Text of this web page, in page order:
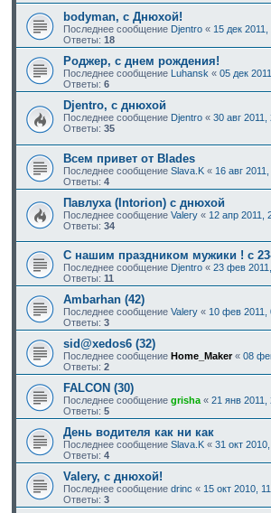
bodyman, c Днюхой!
Последнее сообщение Djentro « 15 дек
Ответы:18
Роджер, с днем рождения!
Последнее сообщение Luhansk «05 дек
Ответы:6
Djentro, с днюхой
Последнее сообщение Djentro «30 авг 2011,
Ответы:35
Всем привет от Blades
Последнее сообщениеSlava.K « 16 авг
Ответы:4
Павлуха (Intorion) с днюхой
Последнее сообщениеValery « 12 апр 2011,
Ответы:34
С нашим праздником мужики ! с
Последнее сообщение Djentro «23 фев
Ответы:11
Ambarhan (42)
Последнее сообщениеValery «10 фев 2011,
Ответы:3
sid@xedos6 (32)
Последнее сообщение Home_Maker«08
Ответы:2
FALCON (30)
Последнее сообщениеgrisha«21 янв 2011,
Ответы:5
День водителя как ни как
Последнее сообщениеSlava.K «31 окт
Ответы:4
Valery, с днюхой!
Последнее сообщениеdrinc «15 окт 2010,
Ответы:3